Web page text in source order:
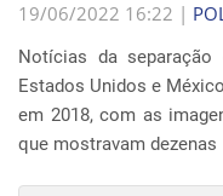
19/06/2022 16:22 |
Notícias da
Estados Unidos e
em 2018, com as
que mostravam dezenas